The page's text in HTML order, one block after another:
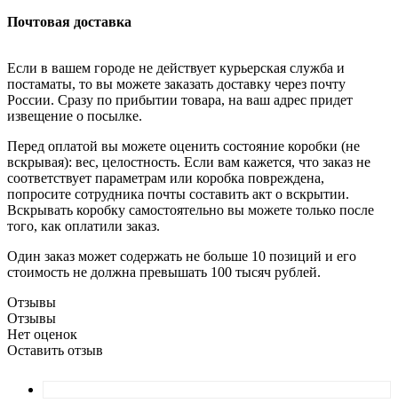
Почтовая доставка
Если в вашем городе не действует курьерская служба и
постаматы, то вы можете заказать доставку через почту
России. Сразу по прибытии товара, на ваш адрес придет
извещение о посылке.
Перед оплатой вы можете оценить состояние коробки (не
вскрывая): вес, целостность. Если вам кажется, что заказ не
соответствует параметрам или коробка повреждена,
попросите сотрудника почты составить акт о вскрытии.
Вскрывать коробку самостоятельно вы можете только после
того, как оплатили заказ.
Один заказ может содержать не больше 10 позиций и его
стоимость не должна превышать 100 тысяч рублей.
Отзывы
Отзывы
Нет оценок
Оставить отзыв